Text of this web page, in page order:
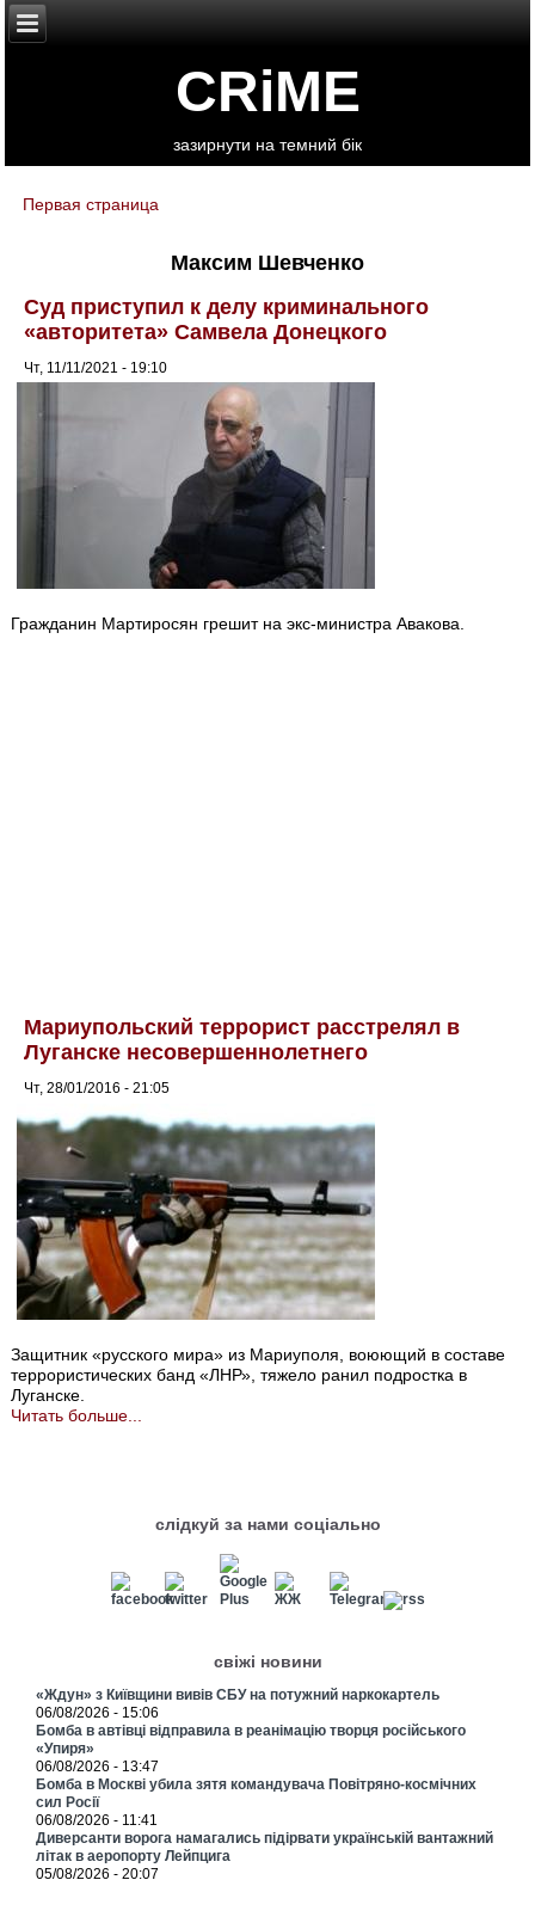
CRiME
зазирнути на темний бік
You are here
Первая страница
Максим Шевченко
Суд приступил к делу криминального
«авторитета» Самвела Донецкого
Чт, 11/11/2021 - 19:10
Гражданин Мартиросян грешит на экс-министра Авакова.
Мариупольский террорист расстрелял в
Луганске несовершеннолетнего
Чт, 28/01/2016 - 21:05
Защитник «русского мира» из Мариуполя, воюющий в составе
террористических банд «ЛНР», тяжело ранил подростка в
Луганске.
Читать больше...
слідкуй за нами соціально
свіжі новини
«Ждун» з Київщини вивів СБУ на потужний наркокартель
06/08/2026 - 15:06
Бомба в автівці відправила в реанімацію творця російського
«Упиря»
06/08/2026 - 13:47
Бомба в Москві убила зятя командувача Повітряно-космічних
сил Росії
06/08/2026 - 11:41
Диверсанти ворога намагались підірвати українській вантажний
літак в аеропорту Лейпцига
05/08/2026 - 20:07